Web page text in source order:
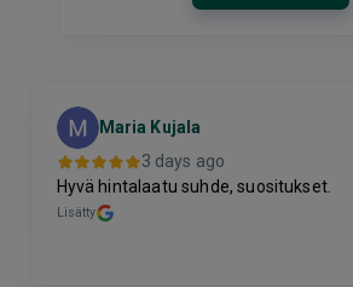
Maria Kujala
3 days ago
Hyvä hintalaatu suhde, suositukset.
Lisätty